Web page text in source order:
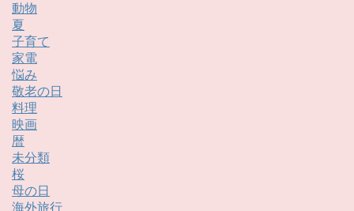
動物
夏
子育て
家電
悩み
敬老の日
料理
映画
暦
未分類
桜
母の日
海外旅行